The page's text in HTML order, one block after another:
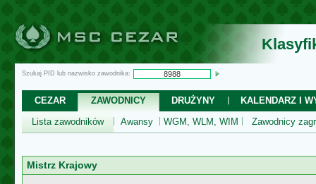
Szukaj PID lub nazwisko zawodnika:
CEZAR ZAWODNICY DRUŻYNY
KALENDARZ I
Lista zawodników
Awansy WGM, WLM, WIM Zawodnicy
Mistrz Krajowy